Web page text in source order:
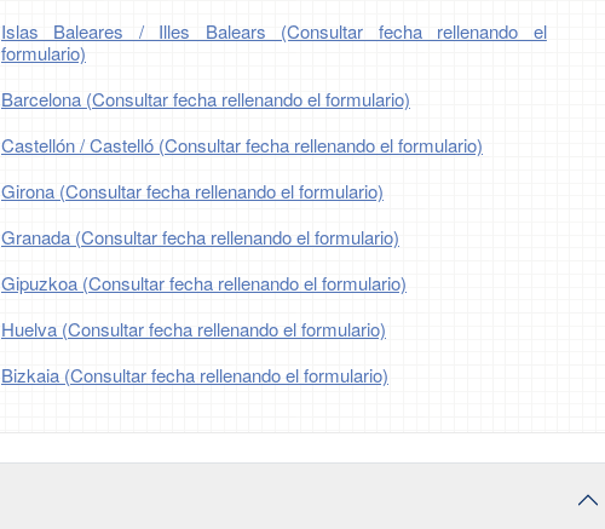
Islas Baleares / Illes Balears (Consultar fecha rellenando el
formulario)
Barcelona (Consultar fecha rellenando el formulario)
Castellón / Castelló (Consultar fecha rellenando el formulario)
Girona (Consultar fecha rellenando el formulario)
Granada (Consultar fecha rellenando el formulario)
Gipuzkoa (Consultar fecha rellenando el formulario)
Huelva (Consultar fecha rellenando el formulario)
Bizkaia (Consultar fecha rellenando el formulario)